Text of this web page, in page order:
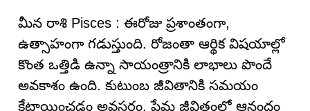
మీన రాశి Pisces : ఈరోజు ప్రశాంతంగా,
ఉత్సాహంగా గడుస్తుంది. రోజంతా ఆర్థిక విషయాల్లో
కొంత ఒత్తిడి ఉన్నా సాయంత్రానికి లాభాలు పొందే
అవకాశం ఉంది. కుటుంబ జీవితానికి సమయం
కేటాయించడం అవసరం. ప్రేమ జీవితంలో ఆనందం